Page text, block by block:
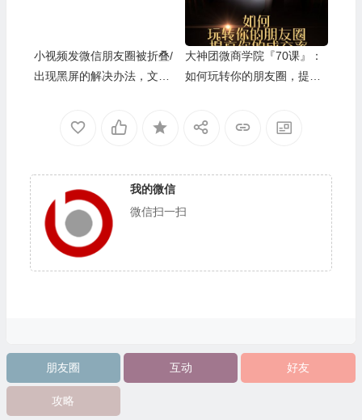
小视频发微信朋友圈被折叠/
出现黑屏的解决办法，文案
大神团微商学院『70课』：
如何玩转你的朋友圈，提高
我的微信
微信扫一扫
朋友圈 互动 好友
攻略